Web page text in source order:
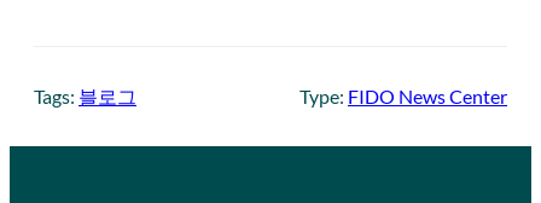
Tags: 블로그 Type: FIDO News Center